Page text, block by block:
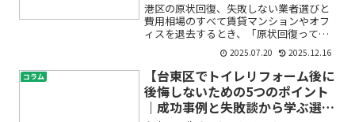
港区の原状回復、失敗しない業者選びと
費用相場のすべて賃貸マンションやオフ
ィスを退去するとき、「原状回復って何
をすればいいの？」「費用はどれくらい
かかるの？」「港区で信頼できる業者の
見つけ方は？」といった不安や疑問を抱
えていませんか？初めての...
2025.07.20 2025.12.16
コラム
【台東区でトイレリフォーム後に
後悔しないための5つのポイント
｜成功事例と失敗談から学ぶ選び